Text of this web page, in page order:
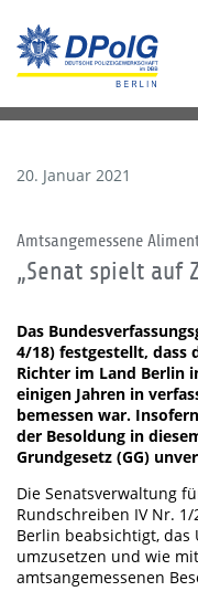
20. Januar 2021
Amtsangemessene
„Senat spielt auf
Das
4/18) festgestellt, dass
Richter im Land Berlin
einigen Jahren in
bemessen war.
der Besoldung in
Grundgesetz (GG)
Die Senatsverwaltung
Rundschreiben IV Nr.
Berlin beabsichtigt, das
umzusetzen und wie
amtsangemessenen